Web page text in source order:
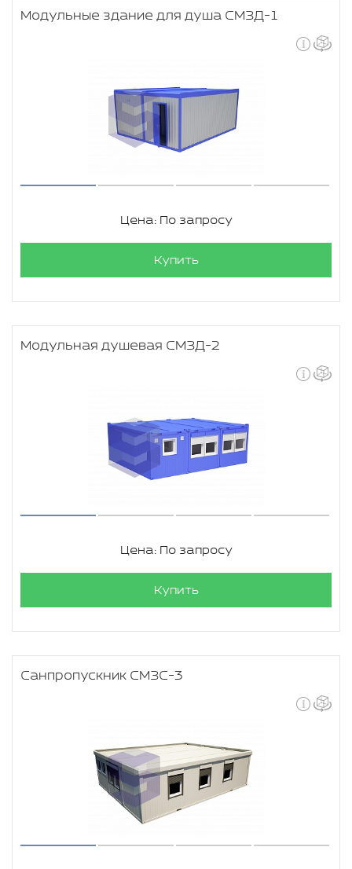
Модульные здание для душа СМЗД-1
Цена: По запросу
Купить
Модульная душевая СМЗД-2
Цена: По запросу
Купить
Санпропускник СМЗС-3